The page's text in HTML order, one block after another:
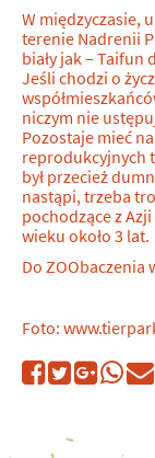
W międzyczasie,
terenie Nadrenii
biały jak – Taifun
Jeśli chodzi o
niczym nie
Pozostaje mieć
reprodukcyjnych
był przecież
nastąpi, trzeba
pochodzące z
wieku około 3 lat.
Do ZOObaczenia
Foto: